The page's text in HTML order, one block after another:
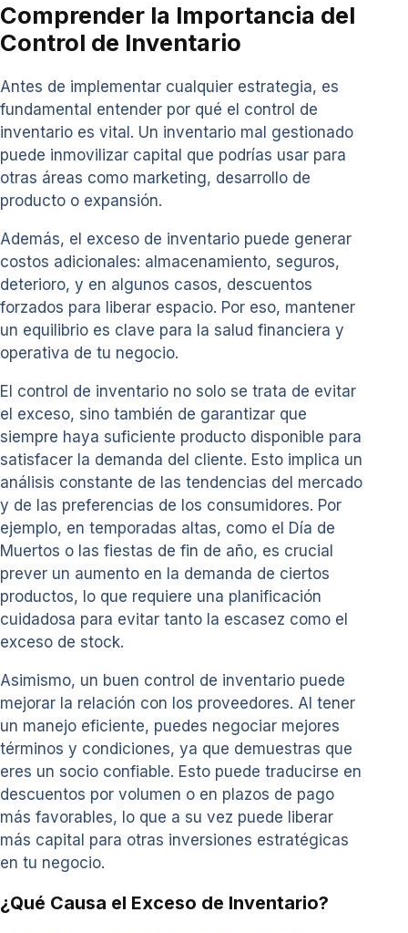
Comprender la Importancia del
Control de Inventario
Antes de implementar cualquier estrategia, es
fundamental entender por qué el control de
inventario es vital. Un inventario mal gestionado
puede inmovilizar capital que podrías usar para
otras áreas como marketing, desarrollo de
producto o expansión.
Además, el exceso de inventario puede generar
costos adicionales: almacenamiento, seguros,
deterioro, y en algunos casos, descuentos
forzados para liberar espacio. Por eso, mantener
un equilibrio es clave para la salud financiera y
operativa de tu negocio.
El control de inventario no solo se trata de evitar
el exceso, sino también de garantizar que
siempre haya suficiente producto disponible para
satisfacer la demanda del cliente. Esto implica un
análisis constante de las tendencias del mercado
y de las preferencias de los consumidores. Por
ejemplo, en temporadas altas, como el Día de
Muertos o las fiestas de fin de año, es crucial
prever un aumento en la demanda de ciertos
productos, lo que requiere una planificación
cuidadosa para evitar tanto la escasez como el
exceso de stock.
Asimismo, un buen control de inventario puede
mejorar la relación con los proveedores. Al tener
un manejo eficiente, puedes negociar mejores
términos y condiciones, ya que demuestras que
eres un socio confiable. Esto puede traducirse en
descuentos por volumen o en plazos de pago
más favorables, lo que a su vez puede liberar
más capital para otras inversiones estratégicas
en tu negocio.
¿Qué Causa el Exceso de Inventario?